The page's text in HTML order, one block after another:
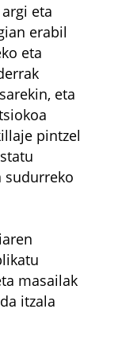
eta
erabil
eta
eta
pintzel
sudurreko
masailak
itzala